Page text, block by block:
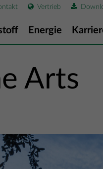
Energie
Vertrieb
Arts